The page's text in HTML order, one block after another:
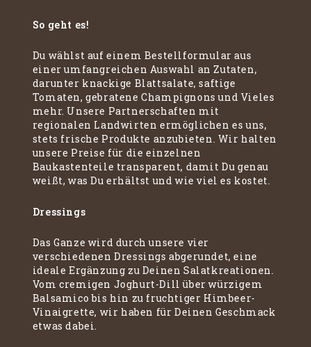
So geht es!
Du wählst auf einem Bestellformular aus
einer umfangreichen Auswahl an Zutaten,
darunter knackige Blattsalate, saftige
Tomaten, gebratene Champignons und Vieles
mehr. Unsere Partnerschaften mit
regionalen Landwirten ermöglichen es uns,
stets frische Produkte anzubieten. Wir halten
unsere Preise für die einzelnen
Baukastenteile transparent, damit Du genau
weißt, was Du erhältst und wie viel es kostet.
Dressings
Das Ganze wird durch unsere vier
verschiedenen Dressings abgerundet, eine
ideale Ergänzung zu Deinen Salatkreationen.
Vom cremigen Joghurt-Dill über würzigem
Balsamico bis hin zu fruchtiger Himbeer-
Vinaigrette, wir haben für Deinen Geschmack
etwas dabei.